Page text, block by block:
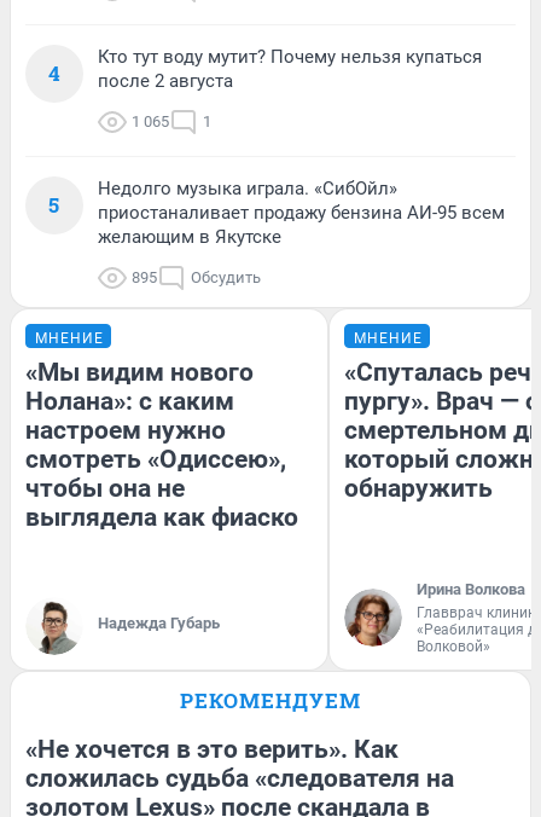
4
Кто тут воду мутит? Почему нельзя купаться
после 2 августа
1 065 1
5
Недолго музыка играла. «СибОйл»
приостаналивает продажу бензина АИ-95 всем
желающим в Якутске
895 Обсудить
МНЕНИЕ
«Мы видим нового
Нолана»: с каким
настроем нужно
смотреть «Одиссею»,
чтобы она не
выглядела как фиаско
Надежда Губарь
МНЕНИЕ
«Спуталась
пургу». Врач — о
смертельном
который
обнаружить
Ирина Волкова
Главврач
«Реабилитация
Волковой»
РЕКОМЕНДУЕМ
«Не хочется в это верить». Как
сложилась судьба «следователя на
золотом Lexus» после скандала в